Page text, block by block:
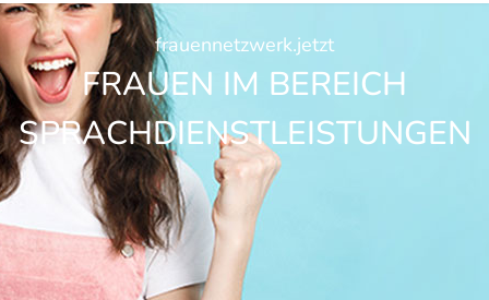
frauennetzwerk.jetzt
FRAUEN IM BEREICH
SPRACHDIENSTLEISTUNGEN